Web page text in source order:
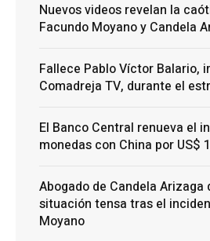
Nuevos videos revelan la
Facundo Moyano y Candela
Fallece Pablo Víctor Balario,
Comadreja TV, durante el
El Banco Central renueva el
monedas con China por US$
Abogado de Candela Arizaga
situación tensa tras el
Moyano